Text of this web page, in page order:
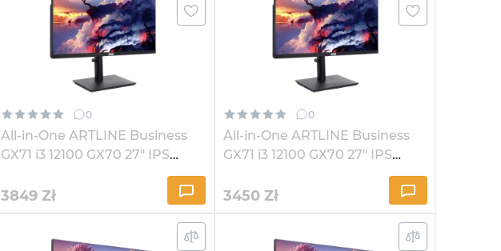
0
All-in-One ARTLINE Business
GX71 i3 12100 GX70 27" IPS
3849 Zł
0
All-in-One ARTLINE Business
GX71 i3 12100 GX70 27" IPS
3450 Zł